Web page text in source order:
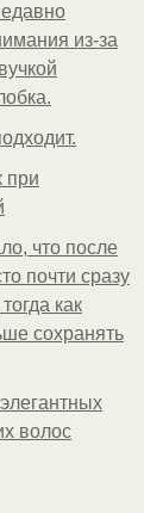
из-за
при
что после
почти сразу
как
сохранять
волос